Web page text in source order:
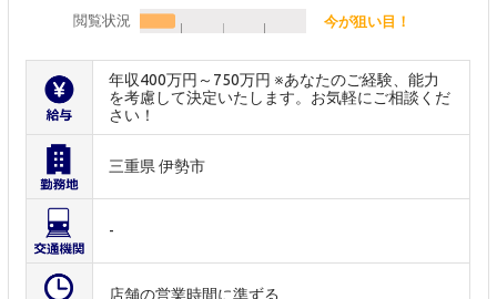
閲覧状況 今が狙い目！
年収400万円～750万円 ※あなたのご経験、能力
を考慮して決定いたします。お気軽にご相談くだ
さい！
三重県 伊勢市
-
店舗の営業時間に準ずる